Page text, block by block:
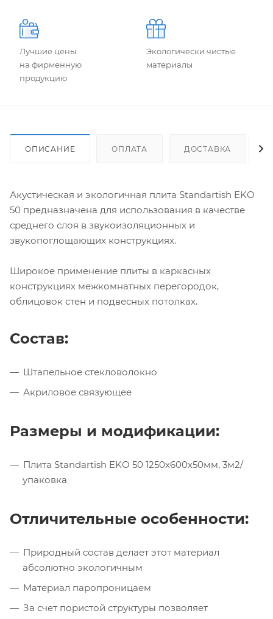
Лучшие цены
на фирменную
продукцию
Экологически чистые
материалы
ОПИСАНИЕ ОПЛАТА ДОСТАВКА
Акустическая и экологичная плита Standartish EKO
50 предназначена для использования в качестве
среднего слоя в звукоизоляционных и
звукопоглощающих конструкциях.
Широкое применение плиты в каркасных
конструкциях межкомнатных перегородок,
облицовок стен и подвесных потолках.
Состав:
Штапельное стекловолокно
Акриловое связующее
Размеры и модификации:
Плита Standartish EKO 50 1250х600х50мм, 3м2/
упаковка
Отличительные особенности:
Природный состав делает этот материал
абсолютно экологичным
Материал паропроницаем
За счет пористой структуры позволяет